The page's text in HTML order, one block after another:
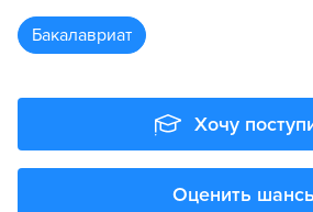
бакалавриат
Хочу
Оценить